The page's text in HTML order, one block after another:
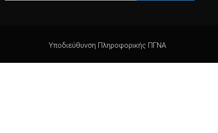
Υποδιεύθυνση Πληροφορικής ΠΓΝΑ